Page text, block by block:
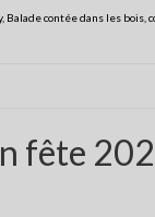
, Balade contée dans les bois,
fête